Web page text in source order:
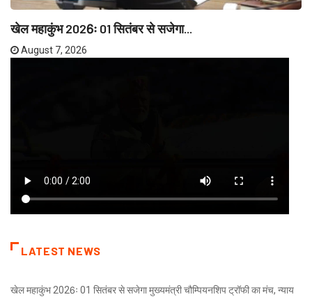
खेल महाकुंभ 2026ः 01 सितंबर से सजेगा...
August 7, 2026
LATEST NEWS
खेल महाकुंभ 2026ः 01 सितंबर से सजेगा मुख्यमंत्री चौम्पियनशिप ट्रॉफी का मंच, न्याय